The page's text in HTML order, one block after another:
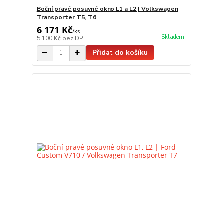
Boční pravé posuvné okno L1 a L2 | Volkswagen
Transporter T5, T6
6 171 Kč/ks
5 100 Kč bez DPH Skladem
Přidat do košíku